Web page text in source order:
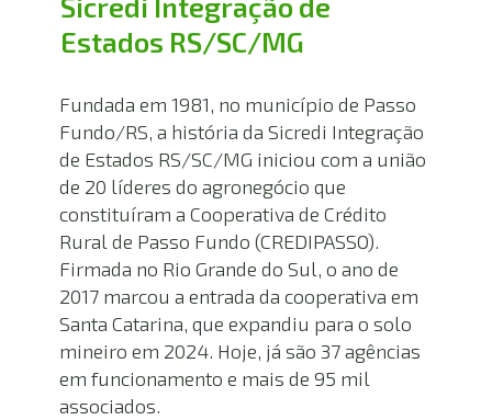
Sicredi Integração de
Estados RS/SC/MG
Fundada em 1981, no município de Passo
Fundo/RS, a história da Sicredi Integração
de Estados RS/SC/MG iniciou com a união
de 20 líderes do agronegócio que
constituíram a Cooperativa de Crédito
Rural de Passo Fundo (CREDIPASSO).
Firmada no Rio Grande do Sul, o ano de
2017 marcou a entrada da cooperativa em
Santa Catarina, que expandiu para o solo
mineiro em 2024. Hoje, já são 37 agências
em funcionamento e mais de 95 mil
associados.